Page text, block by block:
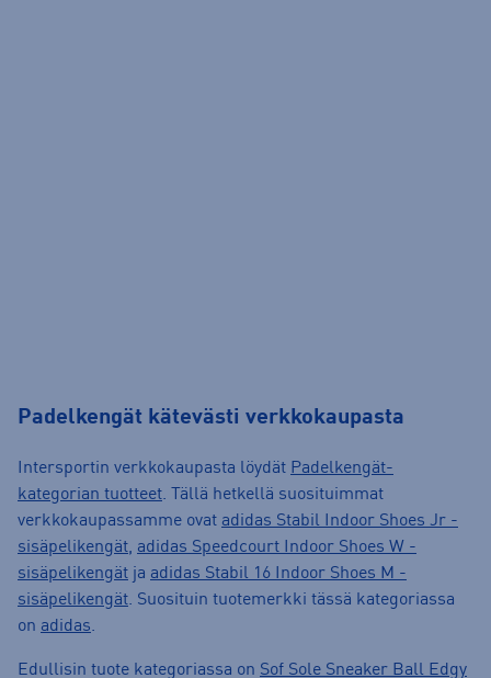
Padelkengät kätevästi verkkokaupasta
Intersportin verkkokaupasta löydät Padelkengät-
kategorian tuotteet. Tällä hetkellä suosituimmat
verkkokaupassamme ovat adidas Stabil Indoor Shoes Jr -
sisäpelikengät, adidas Speedcourt Indoor Shoes W -
sisäpelikengät ja adidas Stabil 16 Indoor Shoes M -
sisäpelikengät. Suosituin tuotemerkki tässä kategoriassa
on adidas.
Edullisin tuote kategoriassa on Sof Sole Sneaker Ball Edgy